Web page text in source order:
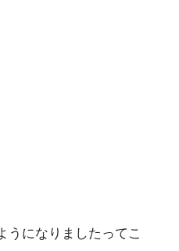
うになりましたってこ